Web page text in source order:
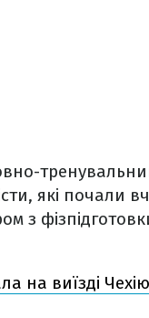
які почали
з
на виїзді